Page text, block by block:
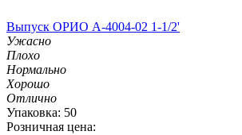
Выпуск ОРИО А-4004-02 1-1/2'
Ужасно
Плохо
Нормально
Хорошо
Отлично
Упаковка: 50
Розничная цена: